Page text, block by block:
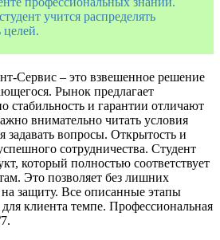
учится распределять
целей.
Сервис – это взвешенное решение
Рынок предлагает
стабильность и гарантии отличают
внимательно читать условия
задавать вопросы. Открытость и
сотрудничества. Студент
который полностью соответствует
Это позволяет без лишних
защиту. Все описанные этапы
клиента темпе. Профессиональная